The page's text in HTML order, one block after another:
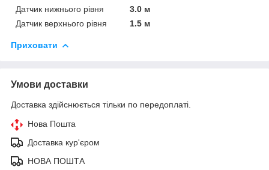
Датчик нижнього рівня
3.0 м
Датчик верхнього рівня
1.5 м
Приховати
Умови доставки
Доставка здійснюється тільки по передоплаті.
Нова Пошта
Доставка кур'єром
НОВА ПОШТА